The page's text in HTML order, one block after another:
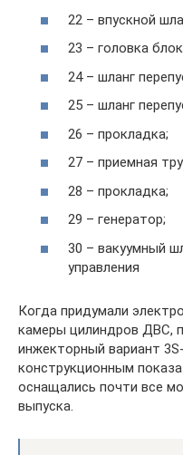
22 – впускной
23 – головка
24 – шланг
25 – шланг
26 – прокладка;
27 – приемная
28 – прокладка;
29 – генератор;
30 – вакуумный
управления
Когда придумали
камеры цилиндров ДВС,
инжекторный вариант
конструкционным
оснащались почти все
выпуска.